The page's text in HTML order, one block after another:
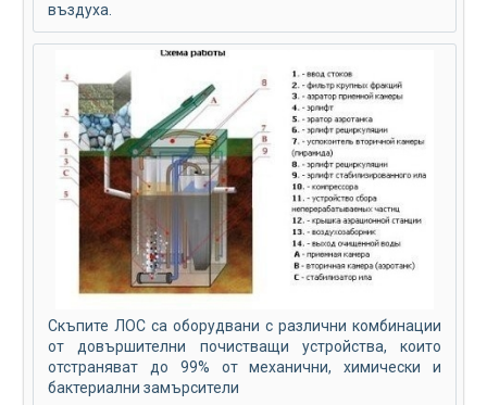
въздуха.
Скъпите ЛОС са оборудвани с различни комбинации
от довършителни почистващи устройства, които
отстраняват до 99% от механични, химически и
бактериални замърсители